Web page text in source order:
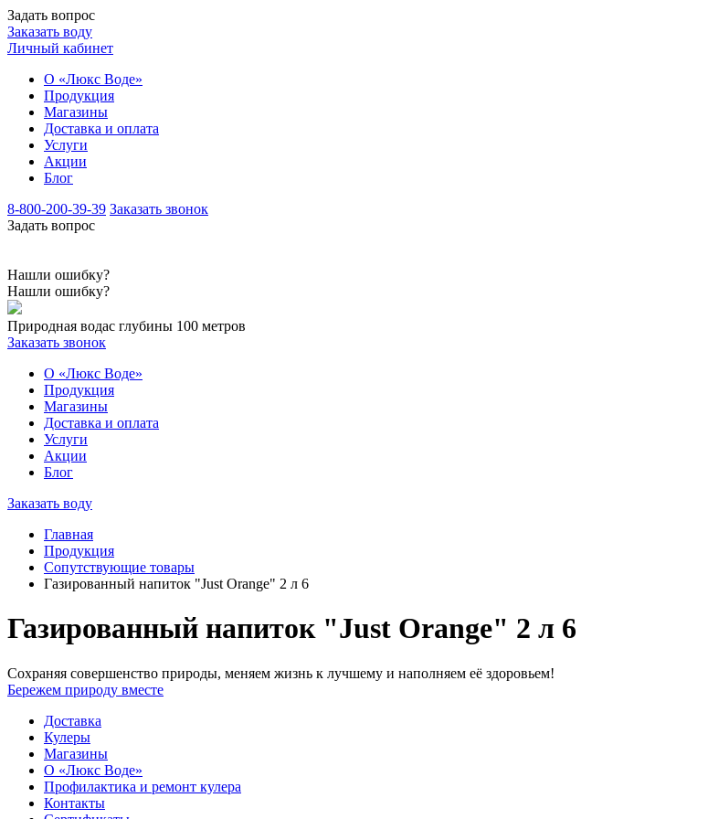
Задать вопрос
Заказать воду
Личный кабинет
О «Люкс Воде»
Продукция
Магазины
Доставка и оплата
Услуги
Акции
Блог
8-800-200-39-39 Заказать звонок
Задать вопрос
Нашли ошибку?
Нашли ошибку?
Природная водас глубины 100 метров
Заказать звонок
О «Люкс Воде»
Продукция
Магазины
Доставка и оплата
Услуги
Акции
Блог
Заказать воду
Главная
Продукция
Сопутствующие товары
Газированный напиток "Just Orange" 2 л 6
Газированный напиток "Just Orange" 2 л 6
Сохраняя совершенство природы, меняем жизнь к лучшему и наполняем её здоровьем!
Бережем природу вместе
Доставка
Кулеры
Магазины
О «Люкс Воде»
Профилактика и ремонт кулера
Контакты